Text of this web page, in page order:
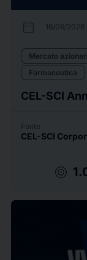
calendar_today 16/06/2026
Mercato
Farmaceutica
CEL-SCI
Fonte
CEL-SCI
target